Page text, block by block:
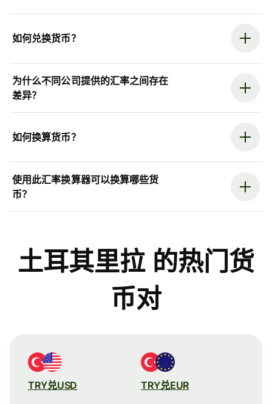
如何兑换货币？
为什么不同公司提供的汇率之间存在
差异？
如何换算货币？
使用此汇率换算器可以换算哪些货
币？
土耳其里拉 的热门货
币对
TRY兑USD TRY兑EUR